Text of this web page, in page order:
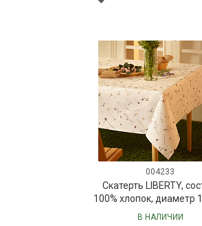
004233
Скатерть LIBERTY,
100% хлопок, диаметр
В НАЛИЧИИ